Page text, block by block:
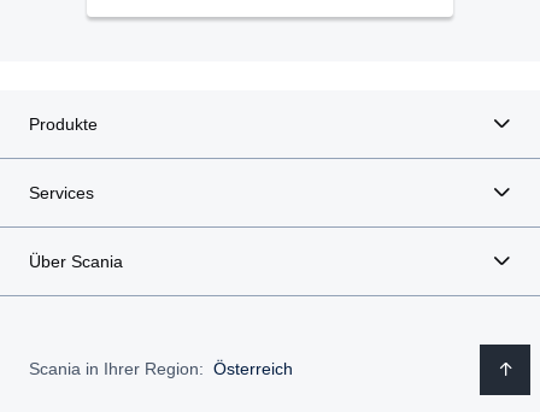
Produkte
Services
Über Scania
Scania in Ihrer Region: Österreich